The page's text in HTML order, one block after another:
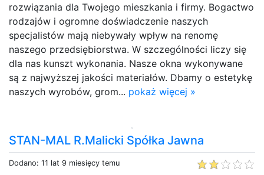
rozwiązania dla Twojego mieszkania i firmy. Bogactwo
rodzajów i ogromne doświadczenie naszych
specjalistów mają niebywały wpływ na renomę
naszego przedsiębiorstwa. W szczególności liczy się
dla nas kunszt wykonania. Nasze okna wykonywane
są z najwyższej jakości materiałów. Dbamy o estetykę
naszych wyrobów, grom... pokaż więcej »
STAN-MAL R.Malicki Spółka Jawna
Dodano: 11 lat 9 miesięcy temu